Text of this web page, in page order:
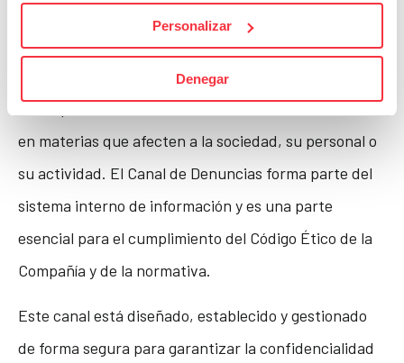
Personalizar
Denegar
empleados, exempleados o cualquier persona que
tenga, o haya tenido, relación contractual con
PRIMAPRIX S.L.U pueda comunicar irregularidades o
incumplimientos de normativas internas o externas
en materias que afecten a la sociedad, su personal o
su actividad. El Canal de Denuncias forma parte del
sistema interno de información y es una parte
esencial para el cumplimiento del Código Ético de la
Compañía y de la normativa.
Este canal está diseñado, establecido y gestionado
de forma segura para garantizar la confidencialidad